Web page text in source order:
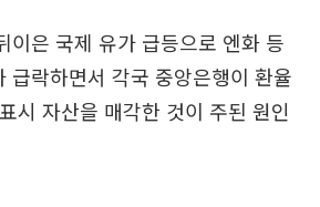
이은 국제 유가 급등으로 엔화 등
급락하면서 각국 중앙은행이 환율
시 자산을 매각한 것이 주된 원인